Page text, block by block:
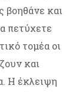
βοηθάνε και
πετύχετε
τομέα οι
και
Η έκλειψη